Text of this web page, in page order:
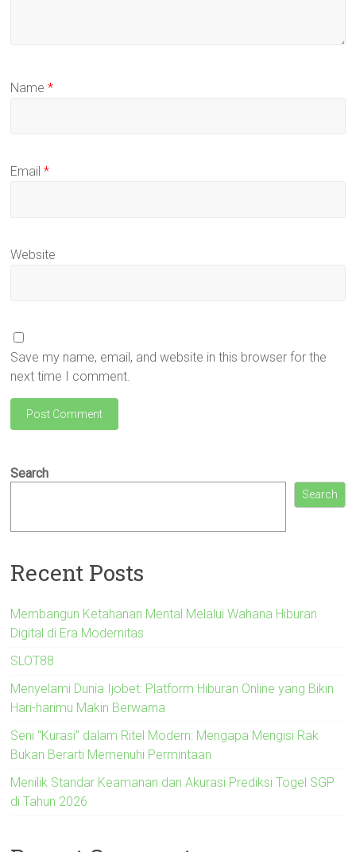
Name*
Email*
Website
Save my name, email, and website in this browser for the
next time I comment.
Search
Search
Recent Posts
Membangun Ketahanan Mental Melalui Wahana Hiburan
Digital di Era Modernitas
SLOT88
Menyelami Dunia Ijobet: Platform Hiburan Online yang Bikin
Hari-harimu Makin Berwarna
Seni “Kurasi” dalam Ritel Modern: Mengapa Mengisi Rak
Bukan Berarti Memenuhi Permintaan
Menilik Standar Keamanan dan Akurasi Prediksi Togel SGP
di Tahun 2026